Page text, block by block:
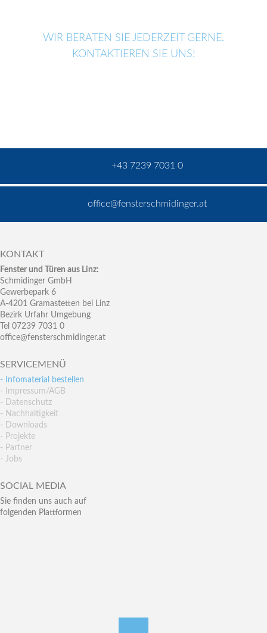
WIR BERATEN SIE JEDERZEIT GERNE.
KONTAKTIEREN SIE UNS!
+43 7239 7031 0
office@fensterschmidinger.at
KONTAKT
Fenster und Türen aus Linz:
Schmidinger GmbH
Gewerbepark 6
A-4201 Gramastetten bei Linz
Bezirk Urfahr Umgebung
Tel 07239 7031 0
office@fensterschmidinger.at
SERVICEMENÜ
- Infomaterial bestellen
- Impressum/AGB
- Datenschutz
- Nachhaltigkeit
- Downloads
- Projekte
- Partner
- Jobs
SOCIAL MEDIA
Sie finden uns auch auf
folgenden Plattformen